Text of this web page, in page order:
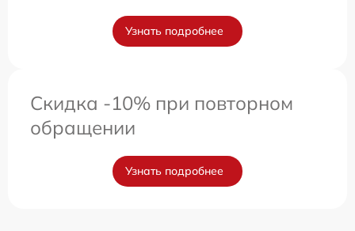
Узнать подробнее
Скидка -10% при повторном
обращении
Узнать подробнее